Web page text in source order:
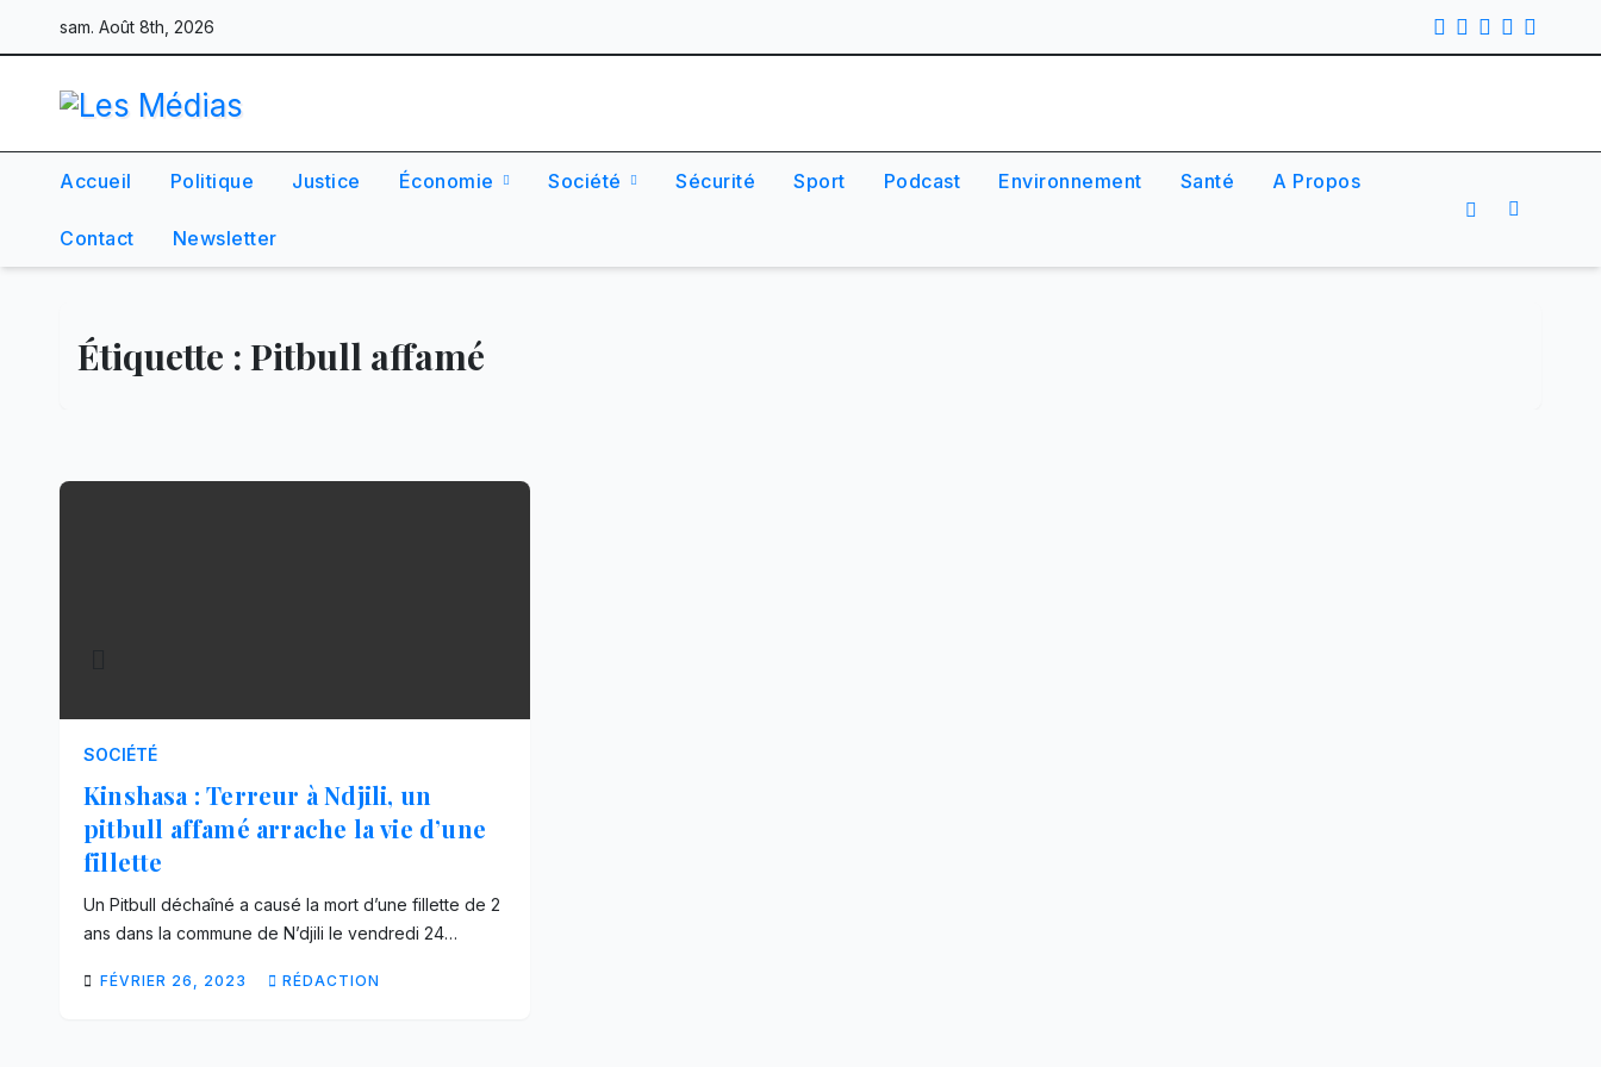
to
content
sam. Août 8th, 2026
Accueil Politique Justice Économie Société Sécurité Sport Podcast Environnement Santé A Propos
Contact Newsletter
Étiquette : Pitbull affamé
SOCIÉTÉ
Kinshasa : Terreur à Ndjili, un
pitbull affamé arrache la vie d’une
fillette
Un Pitbull déchaîné a causé la mort d’une fillette de 2
ans dans la commune de N’djili le vendredi 24…
FÉVRIER 26, 2023 RÉDACTION